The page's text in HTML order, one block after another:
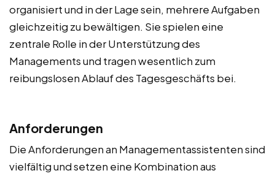
organisiert und in der Lage sein, mehrere Aufgaben
gleichzeitig zu bewältigen. Sie spielen eine
zentrale Rolle in der Unterstützung des
Managements und tragen wesentlich zum
reibungslosen Ablauf des Tagesgeschäfts bei.
Anforderungen
Die Anforderungen an Managementassistenten sind
vielfältig und setzen eine Kombination aus